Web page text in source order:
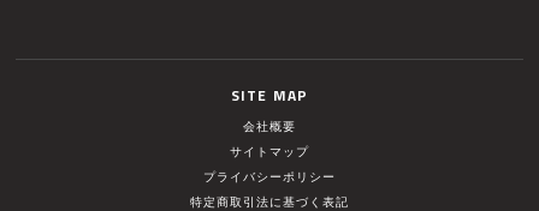
SITE MAP
会社概要
サイトマップ
プライバシーポリシー
特定商取引法に基づく表記